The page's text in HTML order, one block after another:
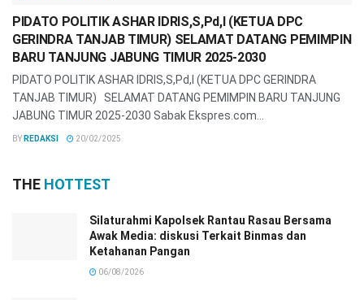
PIDATO POLITIK ASHAR IDRIS,S,Pd,I (KETUA DPC
GERINDRA TANJAB TIMUR) SELAMAT DATANG PEMIMPIN
BARU TANJUNG JABUNG TIMUR 2025-2030
PIDATO POLITIK ASHAR IDRIS,S,Pd,I (KETUA DPC GERINDRA
TANJAB TIMUR) SELAMAT DATANG PEMIMPIN BARU TANJUNG
JABUNG TIMUR 2025-2030 Sabak Ekspres.com...
BY REDAKSI 20/02/2025
THE HOTTEST
Silaturahmi Kapolsek Rantau Rasau Bersama
Awak Media: diskusi Terkait Binmas dan
Ketahanan Pangan
06/08/2026